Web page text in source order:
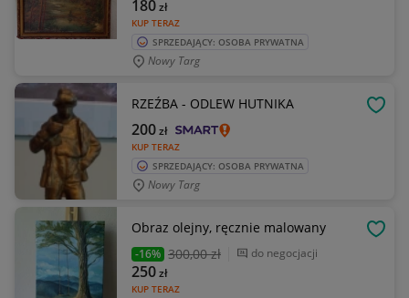
KUP TERAZ
180zł
SPRZEDAJĄCY: OSOBA PRYWATNA
Nowy Targ
RZEŹBA - ODLEW HUTNIKA
KUP TERAZ
200zł
SPRZEDAJĄCY: OSOBA PRYWATNA
Nowy Targ
Obraz olejny, ręcznie malowany
-16% 300,00 zł do negocjacji
KUP TERAZ
250zł